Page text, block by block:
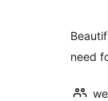
need